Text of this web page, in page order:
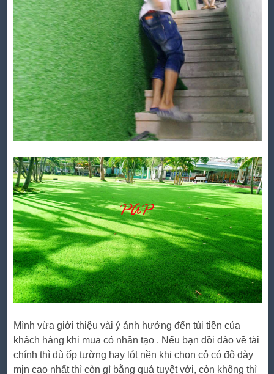
Mình vừa giới thiệu vài ý ảnh hưởng đến túi tiền của
khách hàng khi mua cỏ nhân tạo . Nếu bạn dồi dào về tài
chính thì dù ốp tường hay lót nền khi chọn cỏ có độ dày
mịn cao nhất thì còn gì bằng quá tuyệt vời, còn không thì